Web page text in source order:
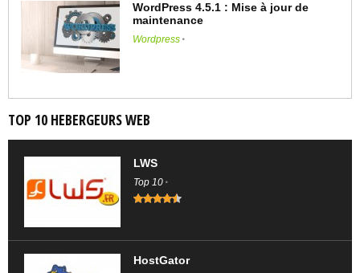
WordPress 4.5.1 : Mise à jour de
maintenance
Wordpress
TOP 10 HEBERGEURS WEB
LWS
Top 10
HostGator